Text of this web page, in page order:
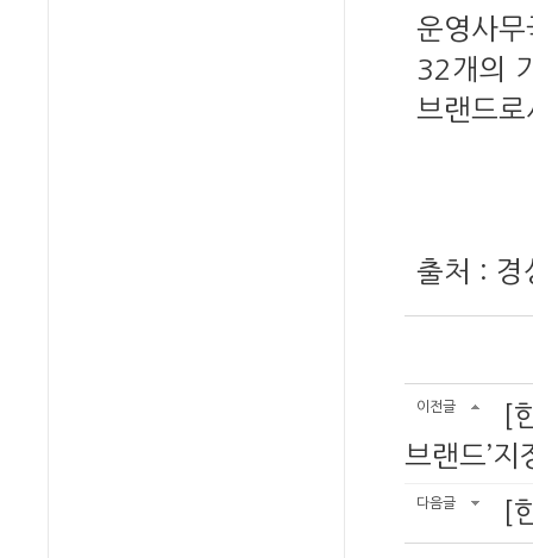
운영사
32개의
브랜드
출처 :
이전글
[
브랜드’지
다음글 [